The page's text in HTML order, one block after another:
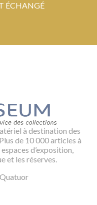
ÉCHANGÉ
à destination des
de 10 000 articles à
d’exposition,
et les réserves.